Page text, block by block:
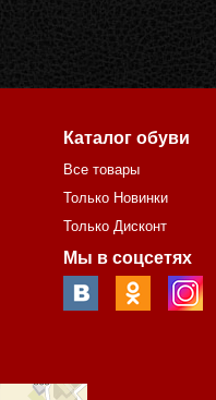
Каталог обуви
Все товары
Только Новинки
Только Дисконт
Мы в соцсетях